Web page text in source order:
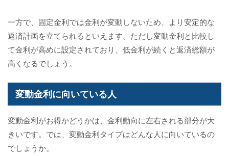
一方で、固定金利では金利が変動しないため、より安定的な
返済計画を立てられるといえます。ただし変動金利と比較し
て金利が高めに設定されており、低金利が続くと返済総額が
高くなるでしょう。
変動金利に向いている人
変動金利がお得かどうかは、金利動向に左右される部分が大
きいです。では、変動金利タイプはどんな人に向いているの
でしょうか。